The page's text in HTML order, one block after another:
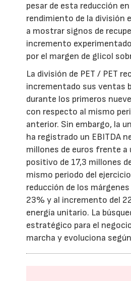
pesar de esta reducción en
rendimiento de la división
a mostrar signos de
incremento
por el margen de glicol
La división de PET / PET
incrementado sus ventas
durante los primeros
con respecto al mismo
anterior. Sin embargo, la
ha registrado un EBITDA
millones de euros frente a
positivo de 17,3 millones
mismo periodo del
reducción de los
23% y al incremento del
energía unitario. La
estratégico para el
marcha y evoluciona